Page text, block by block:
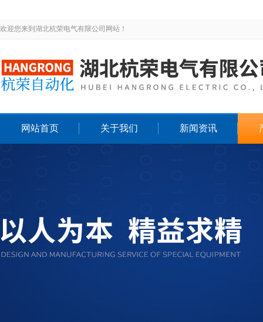
欢迎您来到湖北杭荣电气有限公司网站！
网站首页 关于我们 新闻资讯